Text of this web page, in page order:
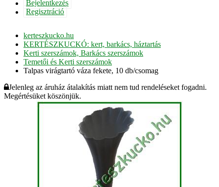
Bejelentkezés
Regisztráció
kerteszkucko.hu
KERTÉSZKUCKÓ: kert, barkács, háztartás
Kerti szerszámok, Barkács szerszámok
Temetői és Kerti szerszámok
Talpas virágtartó váza fekete, 10 db/csomag
Jelenleg az áruház átalakítás miatt nem tud rendeléseket fogadni.
Megértésüket köszönjük.